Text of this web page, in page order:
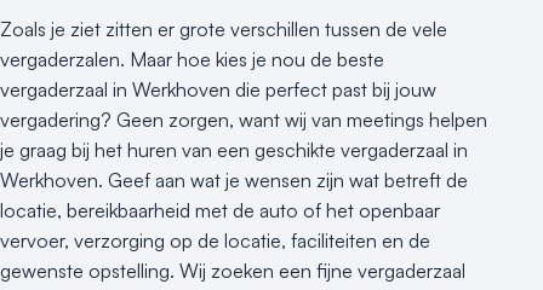
Varende locatie
Zoals je ziet zitten er grote verschillen tussen de vele
vergaderzalen. Maar hoe kies je nou de beste
vergaderzaal in Werkhoven die perfect past bij jouw
vergadering? Geen zorgen, want wij van meetings helpen
je graag bij het huren van een geschikte vergaderzaal in
Werkhoven. Geef aan wat je wensen zijn wat betreft de
locatie, bereikbaarheid met de auto of het openbaar
vervoer, verzorging op de locatie, faciliteiten en de
gewenste opstelling. Wij zoeken een fijne vergaderzaal